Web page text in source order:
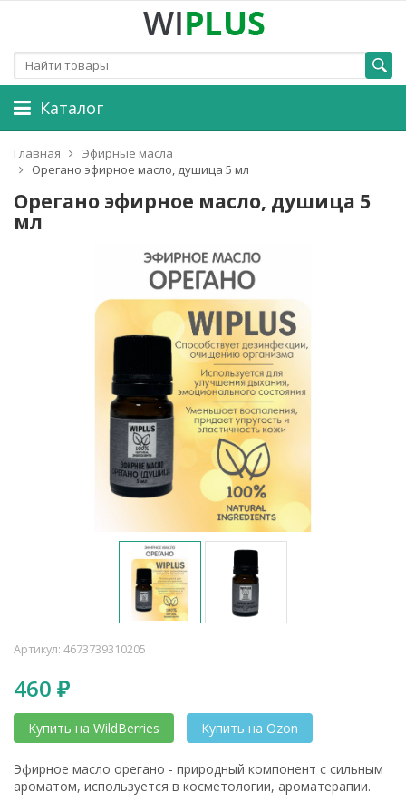
Каталог
Главная
Эфирные масла
Орегано эфирное масло, душица 5 мл
Орегано эфирное масло, душица 5
мл
Артикул: 4673739310205
460 ₽
Купить на WildBerries Купить на Ozon
Эфирное масло орегано - природный компонент с сильным
ароматом, используется в косметологии, ароматерапии.